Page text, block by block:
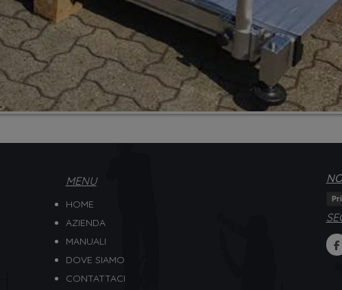
MENU
HOME
AZIENDA
MANUALI
DOVE SIAMO
CONTATTACI